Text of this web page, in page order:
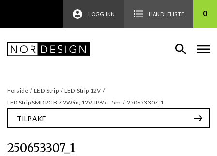
LOGG INN HANDLELISTE 0
Forside / LED-Strip / LED-Strip 12V /
LED Strip SMD RGB 7,2W/m, 12V, IP65 – 5m / 250653307_1
TILBAKE
250653307_1